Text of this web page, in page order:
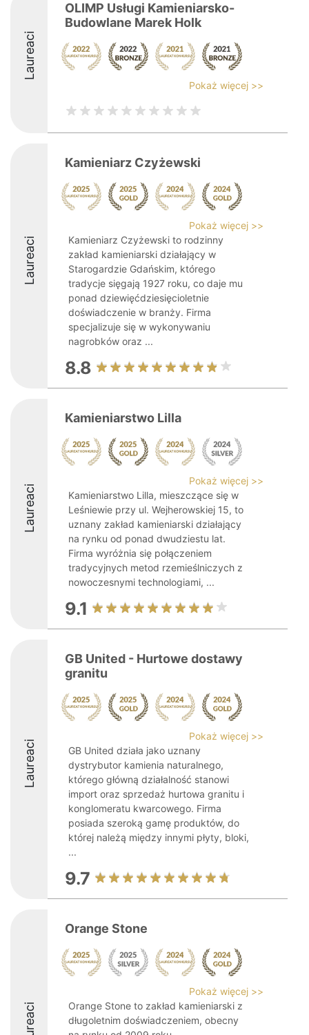
Laureaci
OLIMP Usługi Kamieniarsko-
Budowlane Marek Holk
Pokaż więcej >>
Laureaci
Kamieniarz Czyżewski
Pokaż więcej >>
Kamieniarz Czyżewski to rodzinny
zakład kamieniarski działający w
Starogardzie Gdańskim, którego
tradycje sięgają 1927 roku, co daje mu
ponad dziewięćdziesięcioletnie
doświadczenie w branży. Firma
specjalizuje się w wykonywaniu
nagrobków oraz ...
8.8
Laureaci
Kamieniarstwo Lilla
Pokaż więcej >>
Kamieniarstwo Lilla, mieszczące się w
Leśniewie przy ul. Wejherowskiej 15, to
uznany zakład kamieniarski działający
na rynku od ponad dwudziestu lat.
Firma wyróżnia się połączeniem
tradycyjnych metod rzemieślniczych z
nowoczesnymi technologiami, ...
9.1
Laureaci
GB United - Hurtowe dostawy
granitu
Pokaż więcej >>
GB United działa jako uznany
dystrybutor kamienia naturalnego,
którego główną działalność stanowi
import oraz sprzedaż hurtowa granitu i
konglomeratu kwarcowego. Firma
posiada szeroką gamę produktów, do
której należą między innymi płyty, bloki,
...
9.7
Orange Stone
Pokaż więcej >>
Orange Stone to zakład kamieniarski z
długoletnim doświadczeniem, obecny